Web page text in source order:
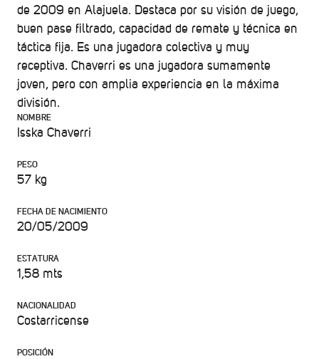
de 2009 en Alajuela. Destaca por su visión de juego,
buen pase filtrado, capacidad de remate y técnica en
táctica fija. Es una jugadora colectiva y muy
receptiva. Chaverri es una jugadora sumamente
joven, pero con amplia experiencia en la máxima
división.
NOMBRE
Isska Chaverri
PESO
57 kg
FECHA DE NACIMIENTO
20/05/2009
ESTATURA
1,58 mts
NACIONALIDAD
Costarricense
POSICIÓN